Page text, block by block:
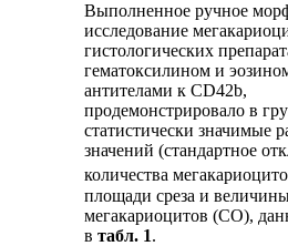
Выполненное ручное
исследование
гистологических
гематоксилином и
антителами к CD42b,
продемонстрировало в
статистически значимые
значений (стандартное
количества
площади среза и
мегакариоцитов (СО),
втабл. 1.